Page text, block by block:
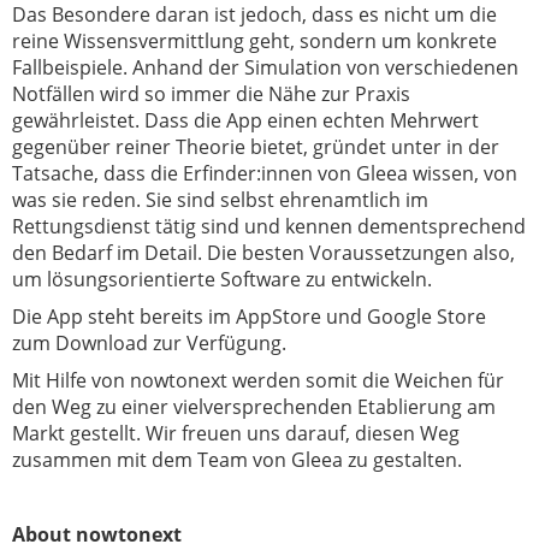
Das Besondere daran ist jedoch, dass es nicht um die
reine Wissensvermittlung geht, sondern um konkrete
Fallbeispiele. Anhand der Simulation von verschiedenen
Notfällen wird so immer die Nähe zur Praxis
gewährleistet. Dass die App einen echten Mehrwert
gegenüber reiner Theorie bietet, gründet unter in der
Tatsache, dass die Erfinder:innen von Gleea wissen, von
was sie reden. Sie sind selbst ehrenamtlich im
Rettungsdienst tätig sind und kennen dementsprechend
den Bedarf im Detail. Die besten Voraussetzungen also,
um lösungsorientierte Software zu entwickeln.
Die App steht bereits im AppStore und Google Store
zum Download zur Verfügung.
Mit Hilfe von nowtonext werden somit die Weichen für
den Weg zu einer vielversprechenden Etablierung am
Markt gestellt. Wir freuen uns darauf, diesen Weg
zusammen mit dem Team von Gleea zu gestalten.
About nowtonext